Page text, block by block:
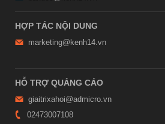
HỢP TÁC NỘI DUNG
marketing@kenh14.vn
HỖ TRỢ QUẢNG CÁO
giaitrixahoi@admicro.vn
02473007108